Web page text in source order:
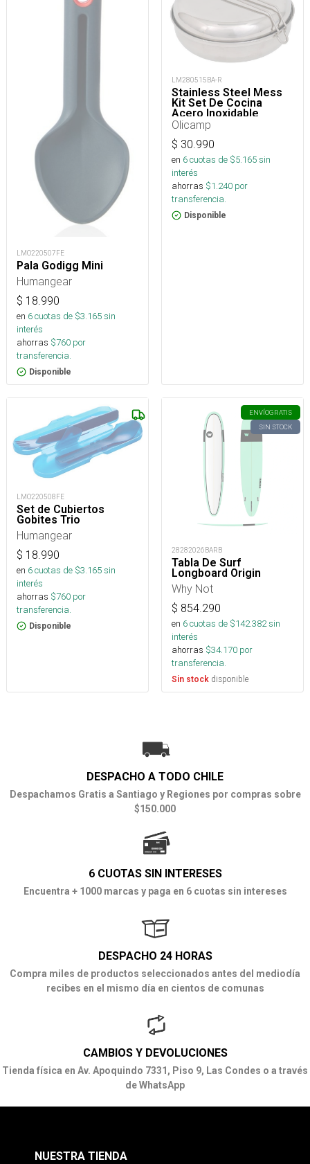
LMO220507FE
Pala Godigg Mini
Humangear
$ 18.990
en 6cuotas de $3.165sin
interés
ahorras $760 por
transferencia.
Disponible
LM280515BA-R
Stainless Steel Mess
Kit Set De Cocina
Acero Inoxidable
Camping
Olicamp
$ 30.990
en 6cuotas de $5.165sin
interés
ahorras $1.240 por
transferencia.
Disponible
LMO220508FE
Set de Cubiertos
Gobites Trio
Humangear
$ 18.990
en 6cuotas de $3.165sin
interés
ahorras $760 por
transferencia.
Disponible
ENVÍOGRATIS
SIN STOCK
28282026BARB
Tabla De Surf
Longboard Origin
Why Not
$ 854.290
en 6cuotas de $142.382sin
interés
ahorras $34.170 por
transferencia.
Sin stock disponible
DESPACHO A TODO CHILE
Despachamos Gratis a Santiago y Regiones por compras sobre
$150.000
6 CUOTAS SIN INTERESES
Encuentra + 1000 marcas y paga en 6 cuotas sin intereses
DESPACHO 24 HORAS
Compra miles de productos seleccionados antes del mediodía
recibes en el mismo día en cientos de comunas
CAMBIOS Y DEVOLUCIONES
Tienda física en Av. Apoquindo 7331, Piso 9, Las Condes o a través
de WhatsApp
NUESTRA TIENDA